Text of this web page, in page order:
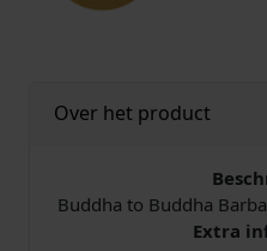
Over het product
Buddha to Buddha
Extra